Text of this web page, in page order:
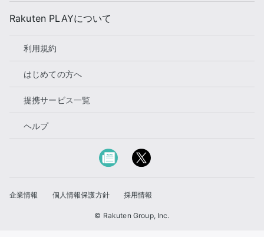
Rakuten PLAYについて
利用規約
はじめての方へ
提携サービス一覧
ヘルプ
企業情報 個人情報保護方針 採用情報
© Rakuten Group, Inc.